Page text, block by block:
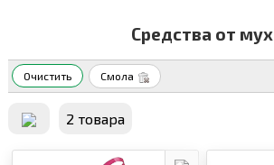
Средства от мух
Очистить Смола
2 товара